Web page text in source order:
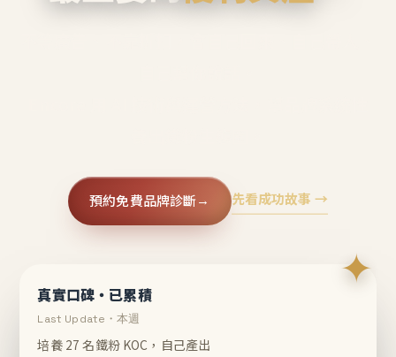
預約免費品牌診斷→ 先看成功故事 →
✦
真實口碑・已累積
Last Update・本週
培養 27 名鐵粉 KOC，自己產出